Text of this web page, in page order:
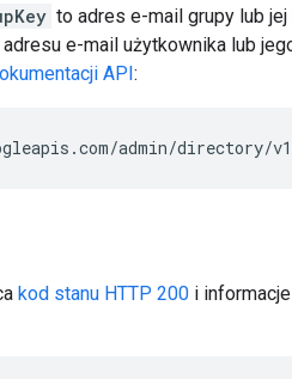
to adres e-mail grupy lub jej
adresu e-mail użytkownika lub
API:
admin/directory/
kod stanu HTTP 200 i